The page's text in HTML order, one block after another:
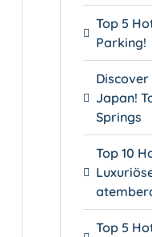
Top 5
Parking!
Discover
Japan!
Springs
Top 10
Top 5